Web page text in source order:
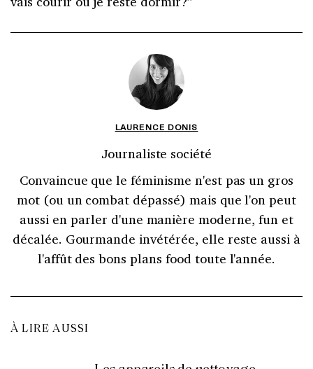
LAURENCE DONIS
Journaliste société
Convaincue que le féminisme n'est pas un gros
mot (ou un combat dépassé) mais que l'on peut
aussi en parler d'une manière moderne, fun et
décalée. Gourmande invétérée, elle reste aussi à
l'affût des bons plans food toute l'année.
À LIRE AUSSI